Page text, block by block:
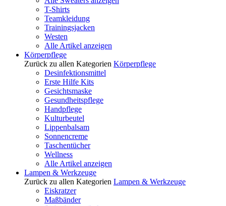
T-Shirts
Teamkleidung
Trainingsjacken
Westen
Alle Artikel anzeigen
Körperpflege
Zurück zu allen Kategorien Körperpflege
Desinfektionsmittel
Erste Hilfe Kits
Gesichtsmaske
Gesundheitspflege
Handpflege
Kulturbeutel
Lippenbalsam
Sonnencreme
Taschentücher
Wellness
Alle Artikel anzeigen
Lampen & Werkzeuge
Zurück zu allen Kategorien Lampen & Werkzeuge
Eiskratzer
Maßbänder